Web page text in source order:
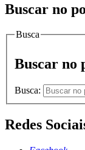
Buscar no
Busca
Buscar no
Busca:
Redes